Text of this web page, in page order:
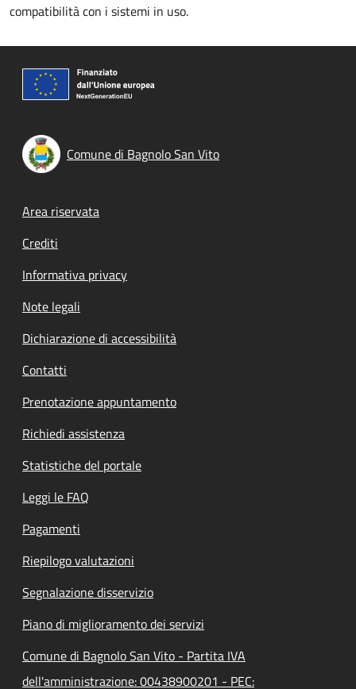
compatibilità con i sistemi in uso.
Comune di Bagnolo San Vito
Footer menu
Area riservata
Crediti
Informativa privacy
Note legali
Dichiarazione di accessibilità
Contatti
Prenotazione appuntamento
Richiedi assistenza
Statistiche del portale
Leggi le FAQ
Pagamenti
Riepilogo valutazioni
Segnalazione disservizio
Piano di miglioramento dei servizi
Comune di Bagnolo San Vito - Partita IVA
dell'amministrazione: 00438900201 - PEC: